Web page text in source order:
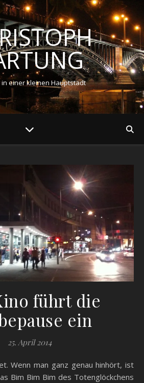
einer kleinen Hauptstadt
führt die
ein
25. April 2014
Bim Bim Bim des Totenglöckchens